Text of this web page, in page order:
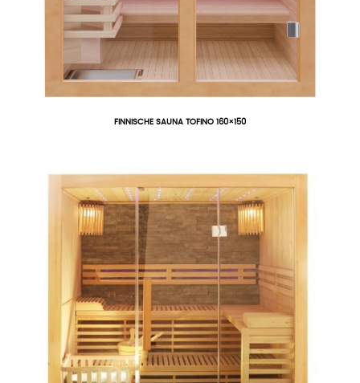
FINNISCHE SAUNA TOFINO 160×150